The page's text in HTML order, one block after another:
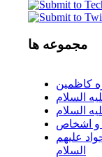
مجموعه ها
كاظمين
السلام
السلام
و اشخاص
عليهم
السلام